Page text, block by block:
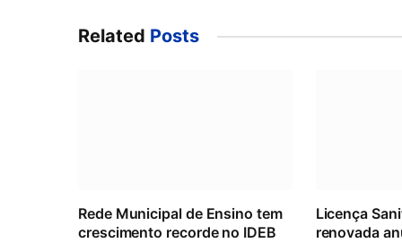
Related Posts
Rede Municipal de Ensino tem
crescimento recorde no IDEB
Licença
renovada